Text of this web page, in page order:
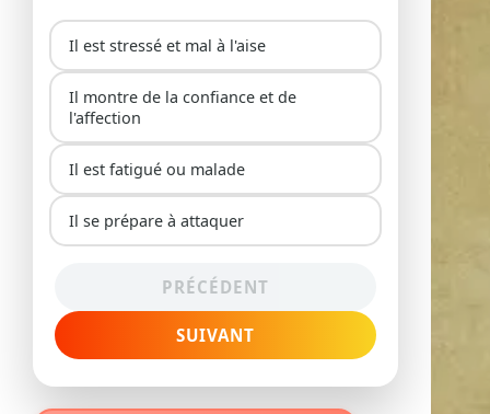
Il est stressé et mal à l'aise
Il montre de la confiance et de
l'affection
Il est fatigué ou malade
Il se prépare à attaquer
PRÉCÉDENT
SUIVANT